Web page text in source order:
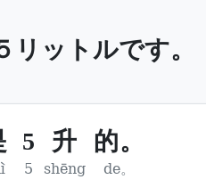
リットルです。
5 升 的。
5 shēng de。